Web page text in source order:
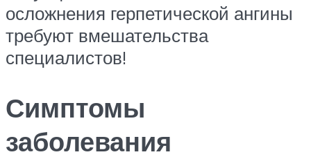
осложнения герпетической ангины
требуют вмешательства
специалистов!
Симптомы
заболевания